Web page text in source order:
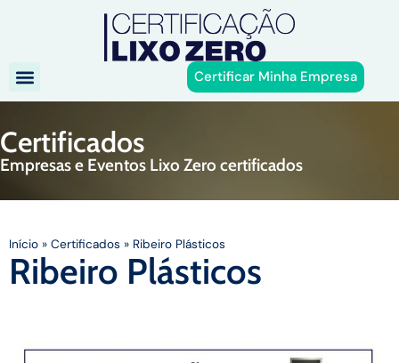
Certificar Minha Empresa
Certificados
Empresas e Eventos Lixo Zero certificados
Início » Certificados » Ribeiro Plásticos
Ribeiro Plásticos